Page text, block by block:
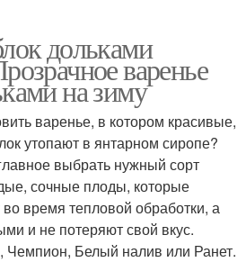
дольками
варенье
на зиму
варенье, в котором красивые,
утопают в янтарном сиропе?
выбрать нужный сорт
сочные плоды, которые
время тепловой обработки, а
и не потеряют свой вкус.
Чемпион, Белый налив или Ранет.